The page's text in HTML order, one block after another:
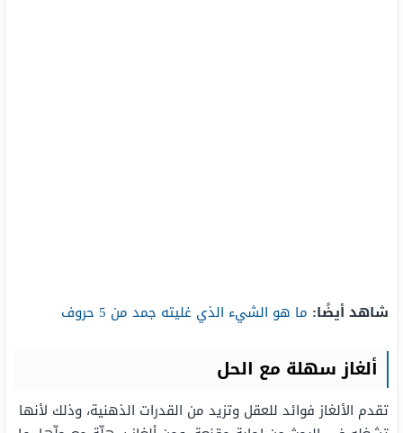
شاهد أيضًا: ما هو الشيء الذي غليته جمد من 5 حروف
ألغاز سهلة مع الحل
تقدم الألغاز فوائد للعقل وتزيد من القدرات الذهنية، وذلك لأنها